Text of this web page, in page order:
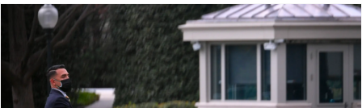
Thông tin tòa soạn Liên hệ quảng cáo